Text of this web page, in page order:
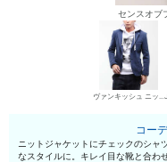
センスオブ
ヴァンキッシュ ニットジャケット
コー
ニットジャケットにチェックのシャ
なスタイルに。キレイ目な靴と合わ